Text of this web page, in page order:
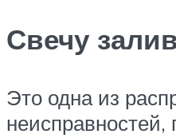
Свечу
Это одна из
неисправностей,